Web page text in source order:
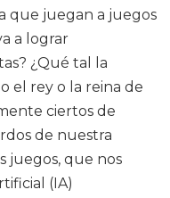
que juegan a juegos
a lograr
¿Qué tal la
el rey o la reina de
ciertos de
de nuestra
juegos, que nos
(IA)